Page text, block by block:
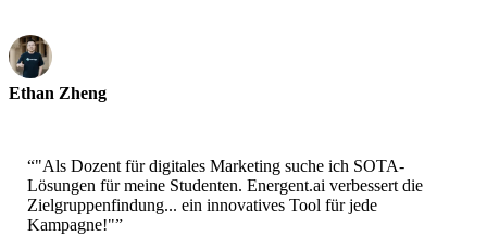
Ethan Zheng
“"Als Dozent für digitales Marketing suche ich SOTA-
Lösungen für meine Studenten. Energent.ai verbessert die
Zielgruppenfindung... ein innovatives Tool für jede
Kampagne!"”